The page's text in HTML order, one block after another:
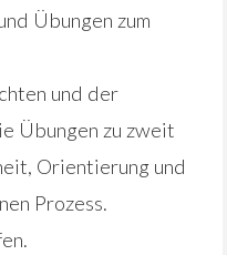
Übungen zum
und der
Übungen zu zweit
Orientierung und
Prozess.